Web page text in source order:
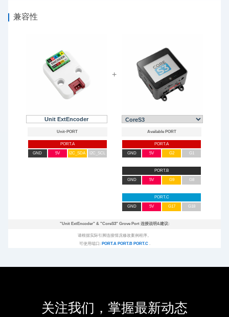
兼容性
Unit ExtEncoder
+
PORT.A
GND
5V I2C_SDA I2C_SCL
PORT.A
GND
5V G2 G1
PORT.B
GND
5V G9 G8
PORT.C
GND
5V G17 G18
"Unit ExtEncoder"& "CoreS3"Grove Port 连接说明&建议:
请根据实际引脚连接情况修改案例程序。
可使用端口: PORT.A PORT.B PORT.C .
关注我们，掌握最新动态